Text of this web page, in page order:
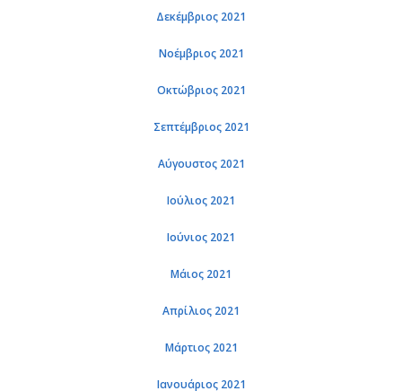
Δεκέμβριος 2021
Νοέμβριος 2021
Οκτώβριος 2021
Σεπτέμβριος 2021
Αύγουστος 2021
Ιούλιος 2021
Ιούνιος 2021
Μάιος 2021
Απρίλιος 2021
Μάρτιος 2021
Ιανουάριος 2021